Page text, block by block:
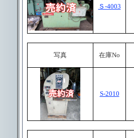
Ｓ-4003
写真 在庫No
S-2010